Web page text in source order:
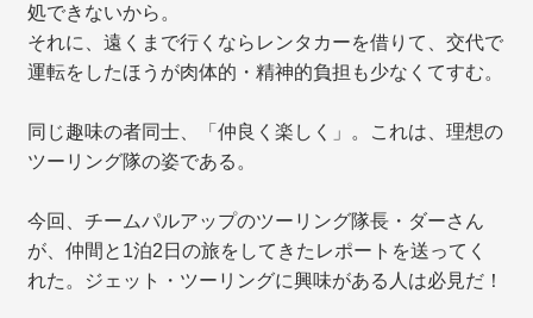
処できないから。
それに、遠くまで行くならレンタカーを借りて、交代で
運転をしたほうが肉体的・精神的負担も少なくてすむ。
同じ趣味の者同士、「仲良く楽しく」。これは、理想の
ツーリング隊の姿である。
今回、チームパルアップのツーリング隊長・ダーさん
が、仲間と1泊2日の旅をしてきたレポートを送ってく
れた。ジェット・ツーリングに興味がある人は必見だ！